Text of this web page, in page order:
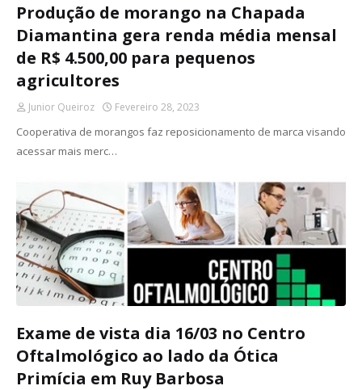
Produção de morango na Chapada
Diamantina gera renda média mensal
de R$ 4.500,00 para pequenos
agricultores
Junior Queiroz Fevereiro 28, 2023
Cooperativa de morangos faz reposicionamento de marca visando
acessar mais merc…
Exame de vista dia 16/03 no Centro
Oftalmológico ao lado da Ótica
Primícia em Ruy Barbosa